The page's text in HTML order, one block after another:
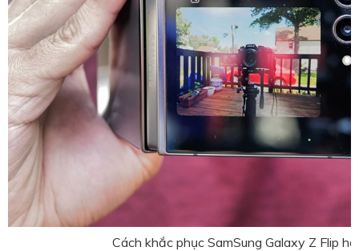
Cách khắc phục SamSung Galaxy Z Flip